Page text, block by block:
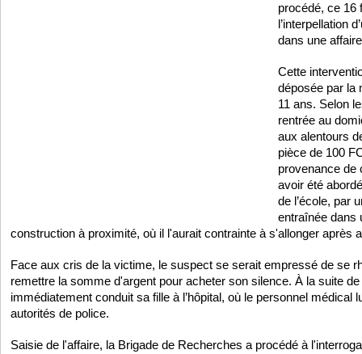
procédé, ce 16
l’interpellation
dans une
Cette
déposée par la
11 ans. Selon
rentrée au
aux alentours
pièce de 100
provenance de
avoir été
de l’école, par
entraînée dans
construction à proximité, où il l'aurait contrainte à s'allonger après
Face aux cris de la victime, le suspect se serait empressé de se
remettre la somme d'argent pour acheter son silence. À la suite
immédiatement conduit sa fille à l’hôpital, où le personnel médical
autorités de police.
Saisie de l'affaire, la Brigade de Recherches a procédé à